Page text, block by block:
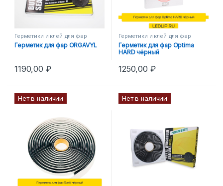
Герметики и клей для фар
Герметик для фар ORGAVYL
1190,00 ₽
Герметики и клей для фар
Герметик для фар Optima
HARD чёрный
1250,00 ₽
Нет в наличии Нет в наличии